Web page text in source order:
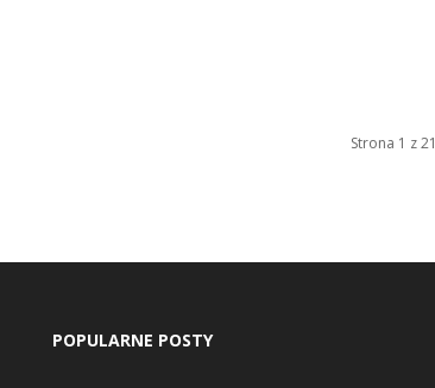
Strona 1 z 21
POPULARNE POSTY